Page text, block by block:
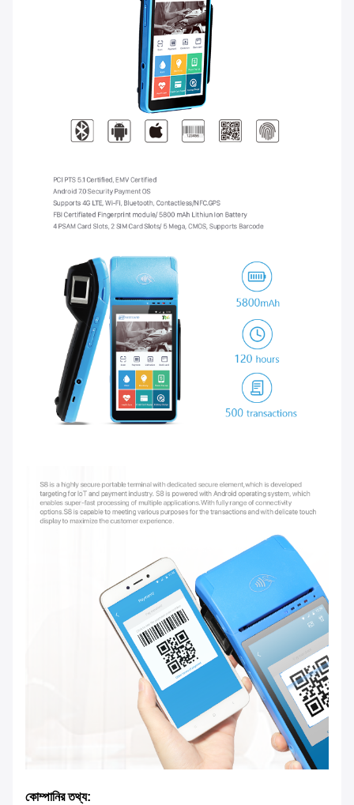
কোম্পানির তথ্য: